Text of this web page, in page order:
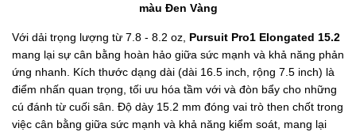
màu Đen Vàng
Với dải trọng lượng từ 7.8 - 8.2 oz, Pursuit Pro1 Elongated 15.2
mang lại sự cân bằng hoàn hảo giữa sức mạnh và khả năng phản
ứng nhanh. Kích thước dạng dài (dài 16.5 inch, rộng 7.5 inch) là
điểm nhấn quan trọng, tối ưu hóa tầm với và đòn bẩy cho những
cú đánh từ cuối sân. Độ dày 15.2 mm đóng vai trò then chốt trong
việc cân bằng giữa sức mạnh và khả năng kiểm soát, mang lại